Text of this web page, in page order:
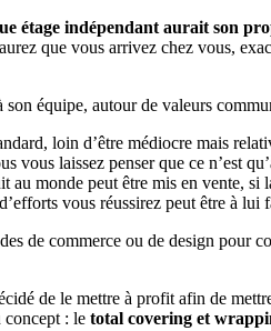
étage indépendant aurait son
que vous arrivez chez vous,
équipe, autour de valeurs
loin d’être médiocre mais
vous laissez penser que ce n’est
monde peut être mis en vente,
vous réussirez peut être à
de commerce ou de design pour
de le mettre à profit afin de
concept : le total covering et